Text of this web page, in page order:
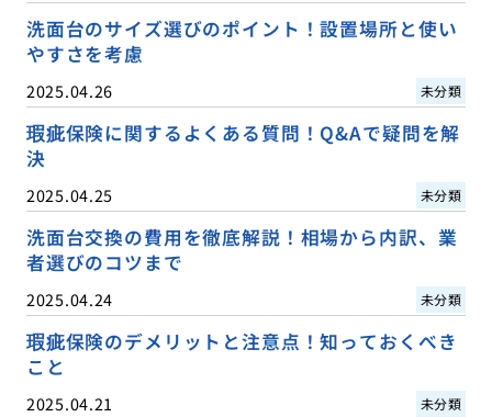
洗面台のサイズ選びのポイント！設置場所と使い
やすさを考慮
2025.04.26 未分類
瑕疵保険に関するよくある質問！Q&Aで疑問を解
決
2025.04.25 未分類
洗面台交換の費用を徹底解説！相場から内訳、業
者選びのコツまで
2025.04.24 未分類
瑕疵保険のデメリットと注意点！知っておくべき
こと
2025.04.21 未分類